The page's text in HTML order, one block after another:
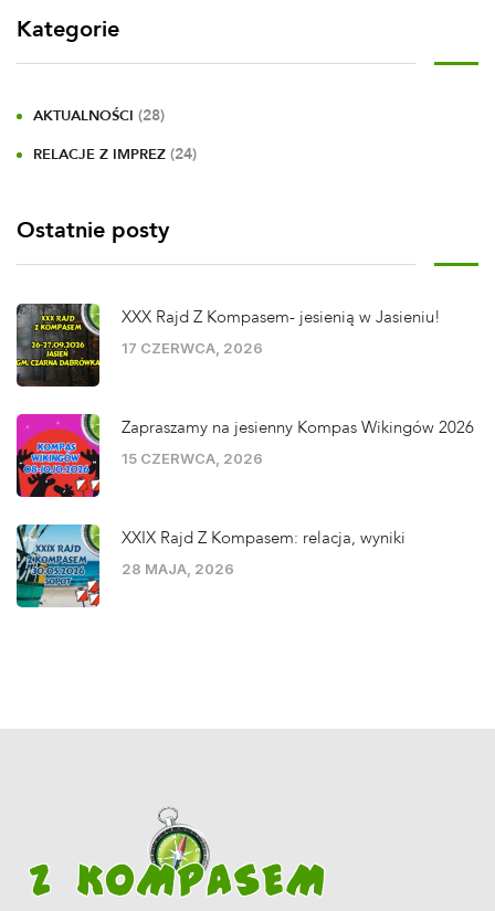
Kategorie
AKTUALNOŚCI (28)
RELACJE Z IMPREZ (24)
Ostatnie posty
XXX Rajd Z Kompasem- jesienią w Jasieniu!
17 CZERWCA, 2026
Zapraszamy na jesienny Kompas Wikingów 2026
15 CZERWCA, 2026
XXIX Rajd Z Kompasem: relacja, wyniki
28 MAJA, 2026